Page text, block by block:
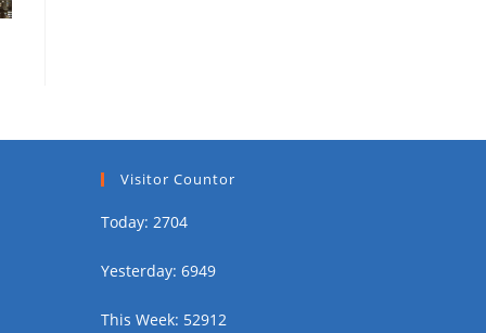
Visitor Countor
Today: 2704
Yesterday: 6949
This Week: 52912